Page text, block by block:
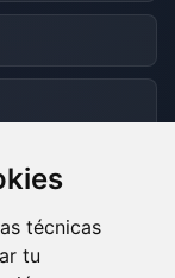
técnicas
tu